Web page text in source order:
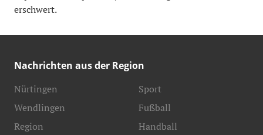
erschwert.
Nachrichten aus der Region
Nürtingen
Wendlingen
Region
Sport
Fußball
Handball